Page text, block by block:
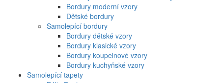
Bordury moderní vzory
Dětské bordury
Samolepící bordury
Bordury dětské vzory
Bordury klasické vzory
Bordury koupelnové vzory
Bordury kuchyňské vzory
Samolepící tapety